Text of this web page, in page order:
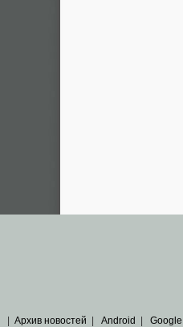
Архив новостей Android Google